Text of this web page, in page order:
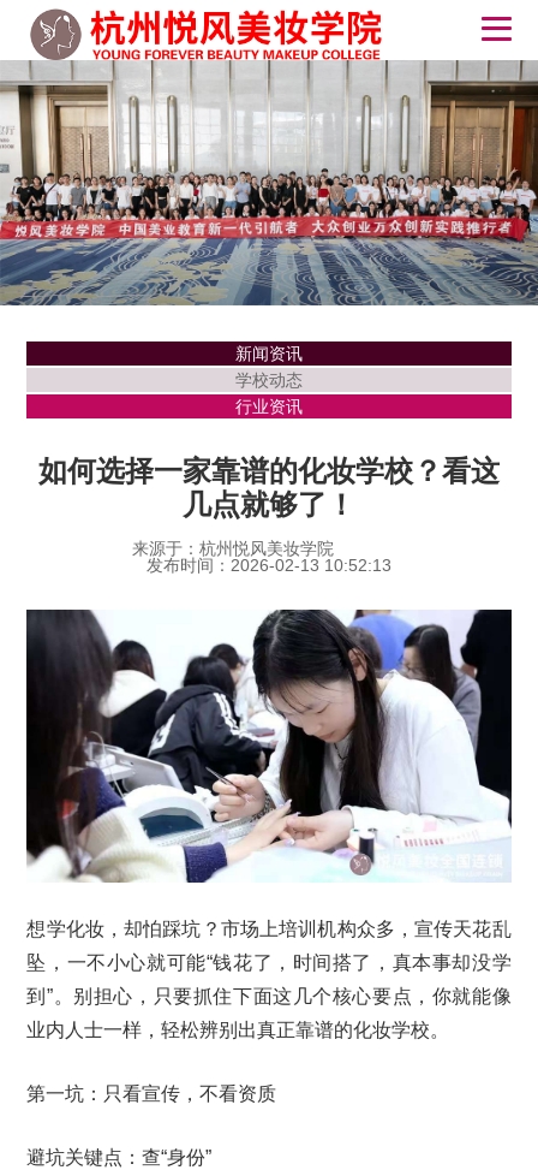
新闻资讯
学校动态
行业资讯
如何选择一家靠谱的化妆学校？看这
几点就够了！
来源于：杭州悦风美妆学院
发布时间：2026-02-13 10:52:13
想学化妆，却怕踩坑？市场上培训机构众多，宣传天花乱
坠，一不小心就可能“钱花了，时间搭了，真本事却没学
到”。别担心，只要抓住下面这几个核心要点，你就能像
业内人士一样，轻松辨别出真正靠谱的化妆学校。
第一坑：只看宣传，不看资质
避坑关键点：查“身份”